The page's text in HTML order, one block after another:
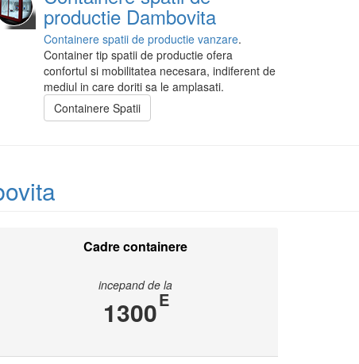
productie Dambovita
Containere spatii de productie vanzare.
Container tip spatii de productie ofera
confortul si mobilitatea necesara, indiferent de
mediul in care doriti sa le amplasati.
Containere Spatii
Cadre containere
incepand de la
1300E